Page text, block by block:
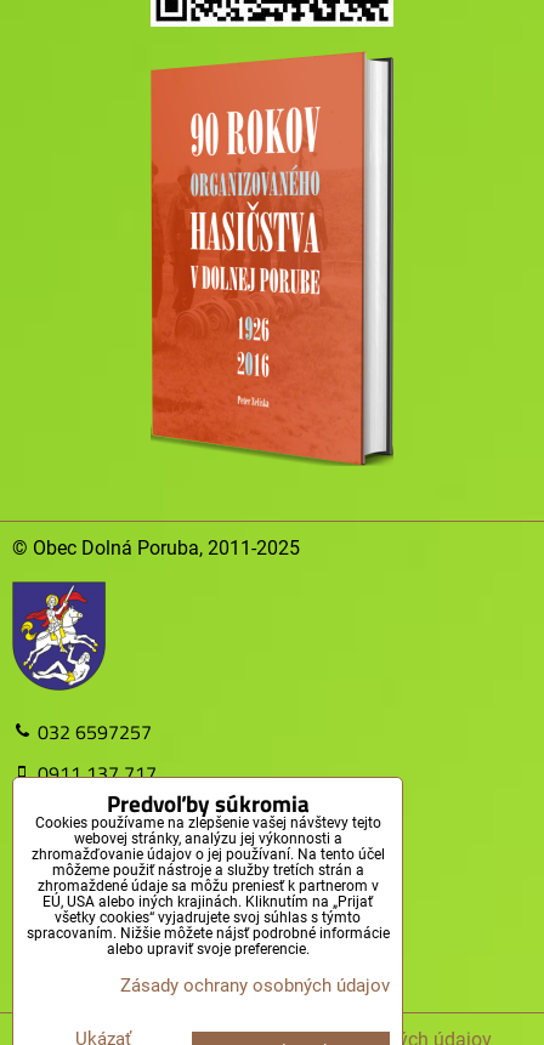
© Obec Dolná Poruba, 2011-2025
032 6597257
0911 137 717
obec@dolnaporuba.sk
Obec Dolná Poruba
Obecný úrad, Dolná Poruba 61
914 43 Dolná Poruba
MAPA WEBU
Predvoľby súkromia Zásady ochrany osobných údajov
Predvoľby súkromia
Cookies používame na zlepšenie vašej návštevy tejto
webovej stránky, analýzu jej výkonnosti a
zhromažďovanie údajov o jej používaní. Na tento účel
môžeme použiť nástroje a služby tretích strán a
zhromaždené údaje sa môžu preniesť k partnerom v
EÚ, USA alebo iných krajinách. Kliknutím na „Prijať
všetky cookies“ vyjadrujete svoj súhlas s týmto
spracovaním. Nižšie môžete nájsť podrobné informácie
alebo upraviť svoje preferencie.
Zásady ochrany osobných údajov
Ukázať